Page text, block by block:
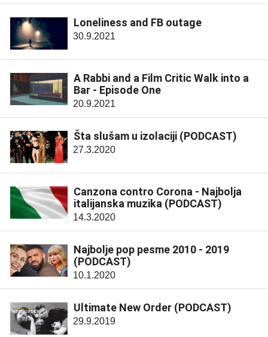
Loneliness and FB outage
30.9.2021
A Rabbi and a Film Critic Walk into a
Bar - Episode One
20.9.2021
Šta slušam u izolaciji (PODCAST)
27.3.2020
Canzona contro Corona - Najbolja
italijanska muzika (PODCAST)
14.3.2020
Najbolje pop pesme 2010 - 2019
(PODCAST)
10.1.2020
Ultimate New Order (PODCAST)
29.9.2019